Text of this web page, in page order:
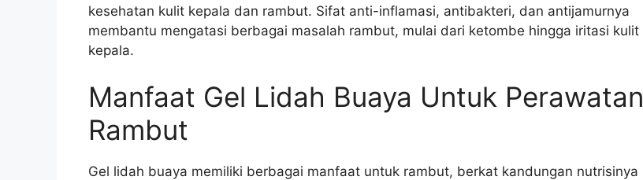
kesehatan kulit kepala dan rambut. Sifat anti-inflamasi, antibakteri, dan antijamurnya
membantu mengatasi berbagai masalah rambut, mulai dari ketombe hingga iritasi kulit
kepala.
Manfaat Gel Lidah Buaya Untuk Perawatan
Rambut
Gel lidah buaya memiliki berbagai manfaat untuk rambut, berkat kandungan nutrisinya